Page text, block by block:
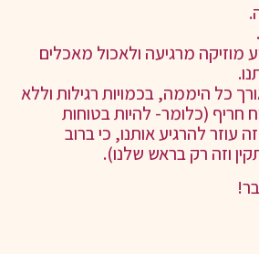
מוזיקה מרגיעה ולאכול מאכלים
כל היממה, בכמויות רגילות וללא
חריף (כלומר- להיות בטוחות
עוזר להרגיע אותנו, כי ברוב
וזה רק בראש שלנו).